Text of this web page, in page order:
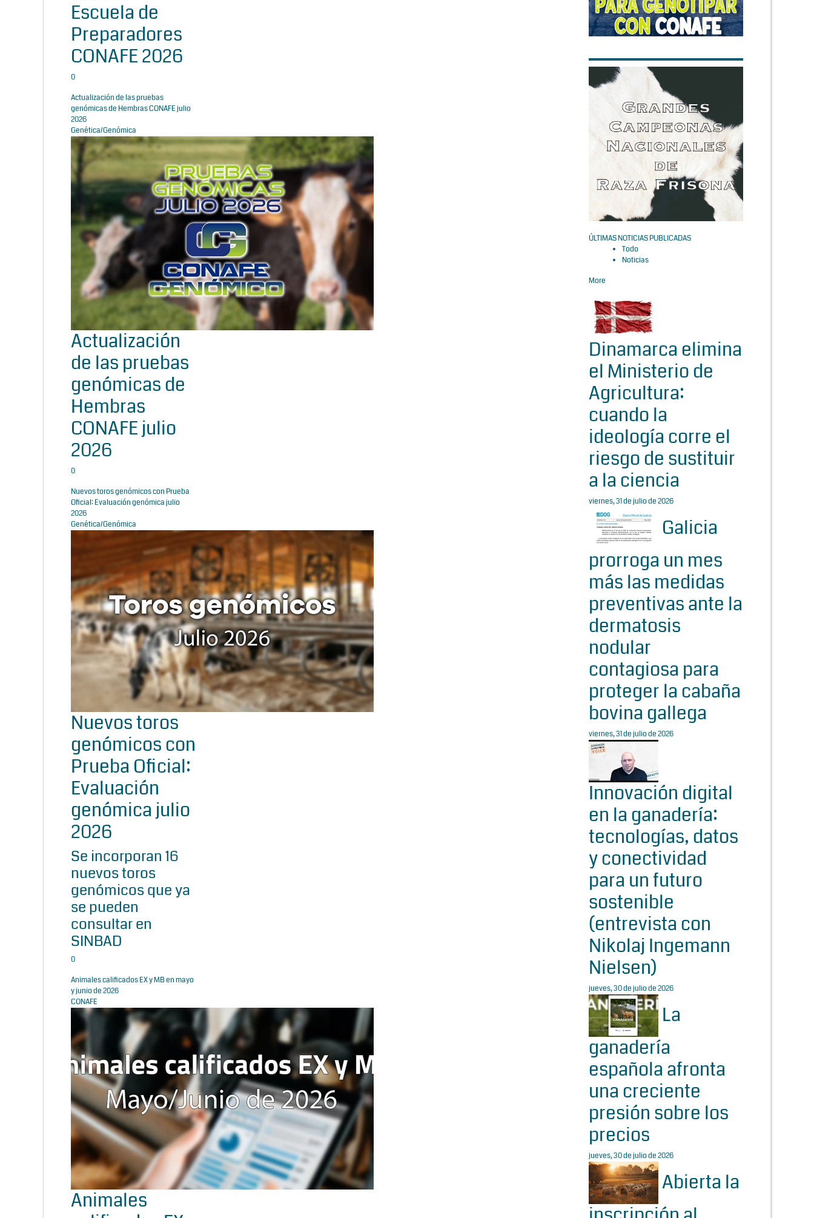
Escuela de
Preparadores
CONAFE 2026
0
Actualización de las pruebas
genómicas de Hembras CONAFE julio
2026
Genética/Genómica
Actualización
de las pruebas
genómicas de
Hembras
CONAFE julio
2026
0
Nuevos toros genómicos con Prueba
Oficial: Evaluación genómica julio
2026
Genética/Genómica
Nuevos toros
genómicos con
Prueba Oficial:
Evaluación
genómica julio
2026
Se incorporan 16
nuevos toros
genómicos que ya
se pueden
consultar en
SINBAD
0
Animales calificados EX y MB en mayo
y junio de 2026
CONAFE
Animales
ÚLTIMAS NOTICIAS PUBLICADAS
Todo
Noticias
More
Dinamarca elimina
el Ministerio de
Agricultura:
cuando la
ideología corre el
riesgo de sustituir
a la ciencia
viernes, 31 de julio de 2026
Galicia
prorroga un mes
más las medidas
preventivas ante la
dermatosis
nodular
contagiosa para
proteger la cabaña
bovina gallega
viernes, 31 de julio de 2026
Innovación digital
en la ganadería:
tecnologías, datos
y conectividad
para un futuro
sostenible
(entrevista con
Nikolaj Ingemann
Nielsen)
jueves, 30 de julio de 2026
La
ganadería
española afronta
una creciente
presión sobre los
precios
jueves, 30 de julio de 2026
Abierta la